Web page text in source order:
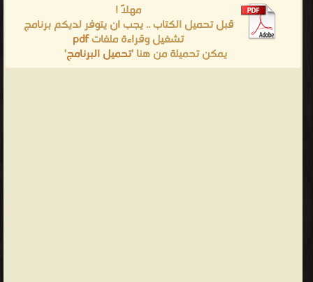
مهلاً !
قبل تحميل الكتاب .. يجب ان يتوفر لديكم برنامج
تشغيل وقراءة ملفاتpdf
يمكن تحميلة من هنا 'تحميل البرنامج'